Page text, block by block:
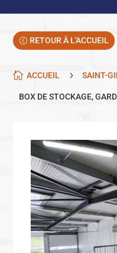
RETOUR À L'ACCUEIL
 ACCUEIL 5 SAINT-
BOX DE STOCKAGE,